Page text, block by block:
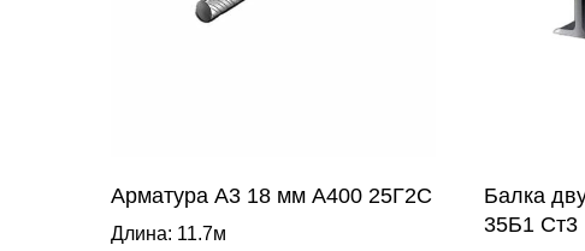
Арматура А3 18 мм А400 25Г2С
Длина: 11.7м
Балка
35Б1 Ст3